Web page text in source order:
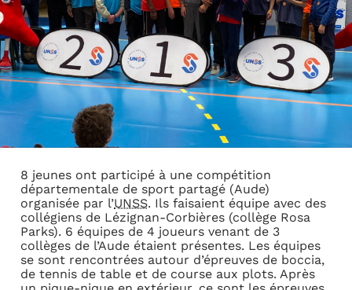
8 jeunes ont participé à une compétition
départementale de sport partagé (Aude)
organisée par l’UNSS. Ils faisaient équipe avec des
collégiens de Lézignan-Corbières (collège Rosa
Parks). 6 équipes de 4 joueurs venant de 3
collèges de l’Aude étaient présentes. Les équipes
se sont rencontrées autour d’épreuves de boccia,
de tennis de table et de course aux plots. Après